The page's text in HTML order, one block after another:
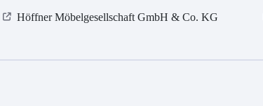
Höffner Möbelgesellschaft GmbH & Co. KG